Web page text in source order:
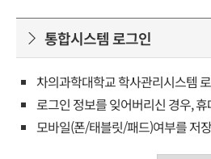
통합시스템 로그인
차의과학대학교 학사관리시스템
로그인 정보를 잊어버리신 경우,
모바일(폰/태블릿/패드)여부를 저